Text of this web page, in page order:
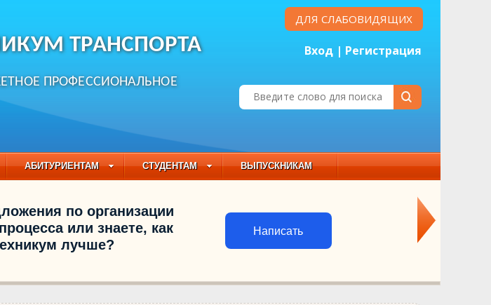
ТРАНСПОРТА
ПРОФЕССИОНАЛЬНОЕ
ДЛЯ СЛАБОВИДЯЩИХ
Вход | Регистрация
АБИТУРИЕНТАМ СТУДЕНТАМ ВЫПУСКНИКАМ
ГОД
по организации
или знаете, как
лучше?
Написать